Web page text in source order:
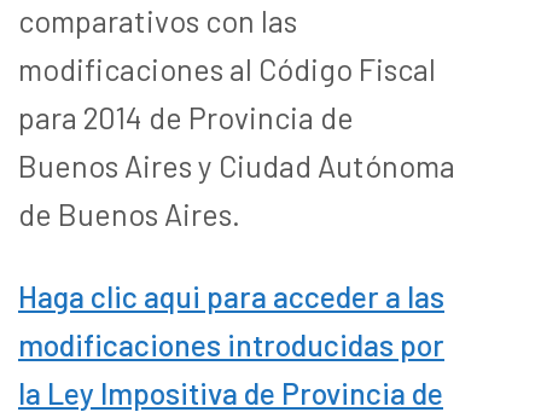
comparativos con las
modificaciones al Código Fiscal
para 2014 de Provincia de
Buenos Aires y Ciudad Autónoma
de Buenos Aires.
Haga clic aqui para acceder a las
modificaciones introducidas por
la Ley Impositiva de Provincia de